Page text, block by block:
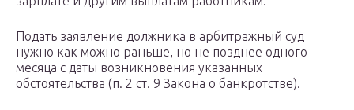
Подать заявление должника в арбитражный суд
нужно как можно раньше, но не позднее одного
месяца с даты возникновения указанных
обстоятельства (п. 2 ст. 9 Закона о банкротстве).